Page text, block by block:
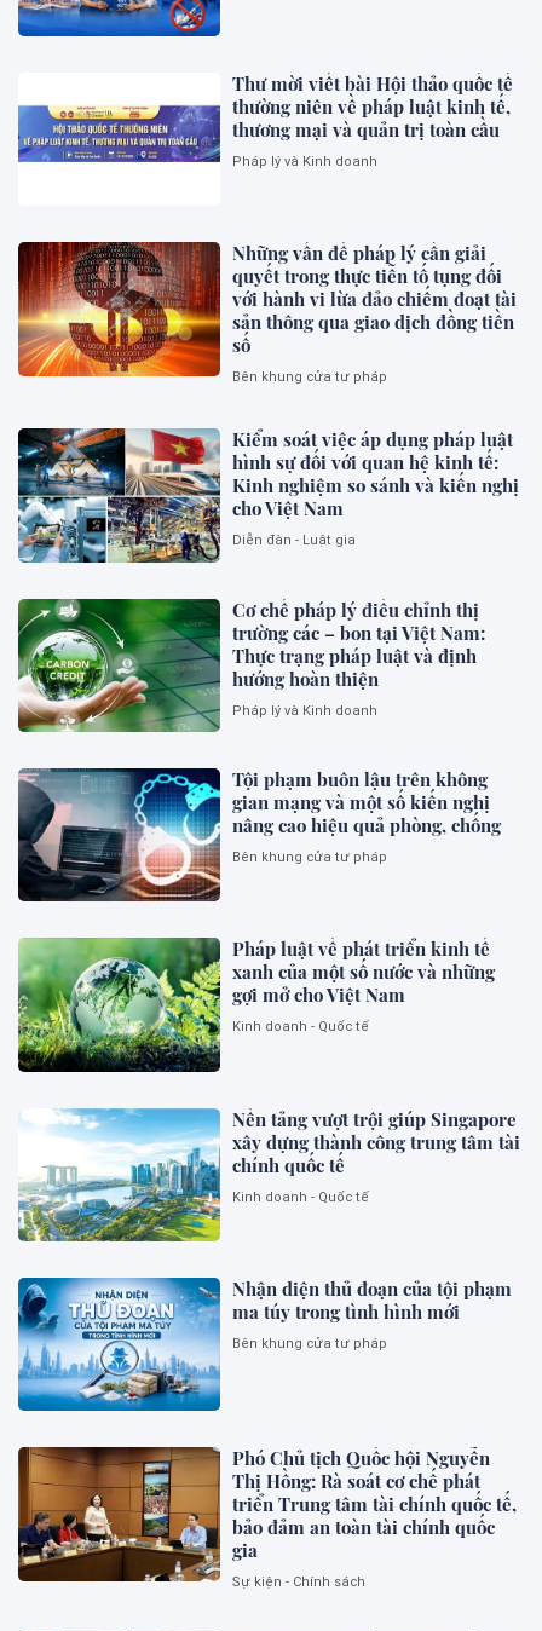
Thư mời viết bài Hội thảo quốc tế
thường niên về pháp luật kinh tế,
thương mại và quản trị toàn cầu
Pháp lý và Kinh doanh
Những vấn đề pháp lý cần giải
quyết trong thực tiễn tố tụng đối
với hành vi lừa đảo chiếm đoạt tài
sản thông qua giao dịch đồng tiền
số
Bên khung cửa tư pháp
Kiểm soát việc áp dụng pháp luật
hình sự đối với quan hệ kinh tế:
Kinh nghiệm so sánh và kiến nghị
cho Việt Nam
Diễn đàn - Luật gia
Cơ chế pháp lý điều chỉnh thị
trường các – bon tại Việt Nam:
Thực trạng pháp luật và định
hướng hoàn thiện
Pháp lý và Kinh doanh
Tội phạm buôn lậu trên không
gian mạng và một số kiến nghị
nâng cao hiệu quả phòng, chống
Bên khung cửa tư pháp
Pháp luật về phát triển kinh tế
xanh của một số nước và những
gợi mở cho Việt Nam
Kinh doanh - Quốc tế
Nền tảng vượt trội giúp Singapore
xây dựng thành công trung tâm tài
chính quốc tế
Kinh doanh - Quốc tế
Nhận diện thủ đoạn của tội phạm
ma túy trong tình hình mới
Bên khung cửa tư pháp
Phó Chủ tịch Quốc hội Nguyễn
Thị Hồng: Rà soát cơ chế phát
triển Trung tâm tài chính quốc tế,
bảo đảm an toàn tài chính quốc
gia
Sự kiện - Chính sách